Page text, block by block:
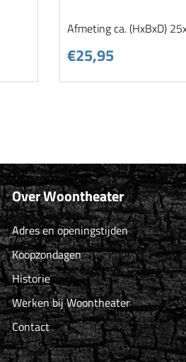
Afmeting ca. (HxBxD)
€25,95
Over Woontheater
Adres en openingstijden
Koopzondagen
Historie
Werken bij Woontheater
Contact